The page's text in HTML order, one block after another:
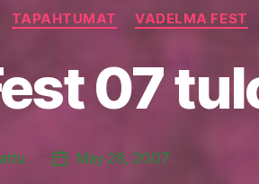
Categories
TAPAHTUMAT VADELMA FEST
07
PostMay 28, 2007